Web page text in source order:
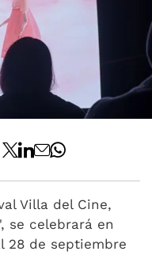
Villa del Cine,
se celebrará en
28 de septiembre